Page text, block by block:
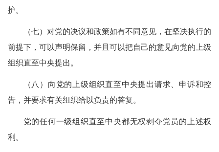
护。
（七）对党的决议和政策如有不同意见，在坚决执行的
前提下，可以声明保留，并且可以把自己的意见向党的上级
组织直至中央提出。
（八）向党的上级组织直至中央提出请求、申诉和控
告，并要求有关组织给以负责的答复。
党的任何一级组织直至中央都无权剥夺党员的上述权
利。